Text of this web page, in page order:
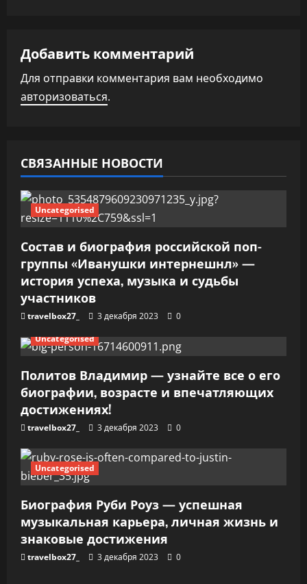
и
я
п
з
а
п
и
с
я
м
Добавить комментарий
Для отправки комментария вам необходимо
авторизоваться.
СВЯЗАННЫЕ НОВОСТИ
Uncategorised
Состав и биография российской поп-
группы «Иванушки интернешнл» —
история успеха, музыка и судьбы
участников
travelbox27_ 3 декабря 2023
0
Uncategorised
Политов Владимир — узнайте все о его
биографии, возрасте и впечатляющих
достижениях!
travelbox27_ 3 декабря 2023 0
Uncategorised
Биография Руби Роуз — успешная
музыкальная карьера, личная жизнь и
знаковые достижения
travelbox27_ 3 декабря 2023 0